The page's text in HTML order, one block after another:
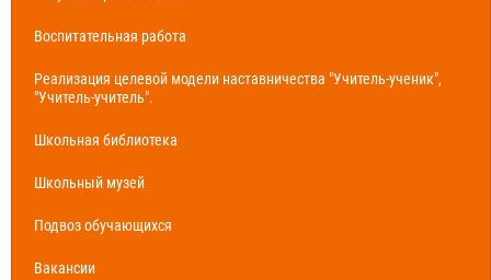
Воспитательная работа
Реализация целевой модели наставничества "Учитель-ученик",
"Учитель-учитель".
Школьная библиотека
Школьный музей
Подвоз обучающихся
Вакансии